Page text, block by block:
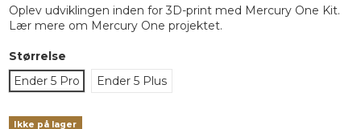
Oplev udviklingen inden for 3D-print med Mercury One Kit.
Lær mere om Mercury One projektet.
Størrelse
Ender 5 Pro
Ender 5 Plus
Ikke på lager